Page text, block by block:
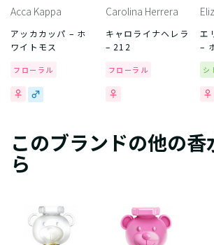
Acca Kappa
アッカカッパ – ホ
ワイトモス
フローラル
Carolina Herrera
キャロライナヘレラ
– 212
フローラル
エ
–
シ
このブランドの他の香
ら